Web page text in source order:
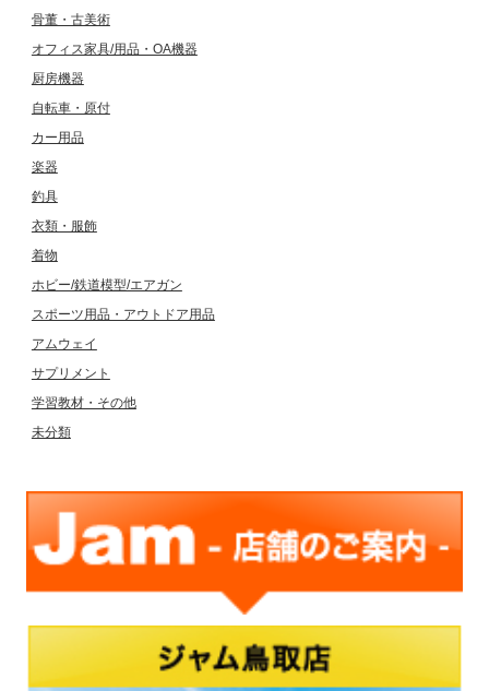
骨董・古美術
オフィス家具/用品・OA機器
厨房機器
自転車・原付
カー用品
楽器
釣具
衣類・服飾
着物
ホビー/鉄道模型/エアガン
スポーツ用品・アウトドア用品
アムウェイ
サプリメント
学習教材・その他
未分類